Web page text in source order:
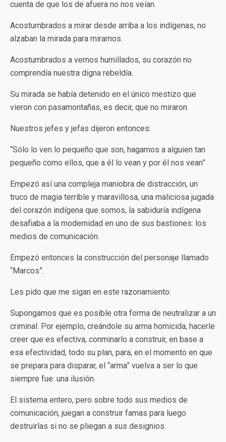
cuenta de que los de afuera no nos veían.
Acostumbrados a mirar desde arriba a los indígenas, no
alzaban la mirada para mirarnos.
Acostumbrados a vernos humillados, su corazón no
comprendía nuestra digna rebeldía.
Su mirada se había detenido en el único mestizo que
vieron con pasamontañas, es decir, que no miraron.
Nuestros jefes y jefas dijeron entonces:
“Sólo lo ven lo pequeño que son, hagamos a alguien tan
pequeño como ellos, que a él lo vean y por él nos vean”
Empezó así una compleja maniobra de distracción, un
truco de magia terrible y maravillosa, una maliciosa jugada
del corazón indígena que somos, la sabiduría indígena
desafiaba a la modernidad en uno de sus bastiones: los
medios de comunicación.
Empezó entonces la construcción del personaje llamado
“Marcos”.
Les pido que me sigan en este razonamiento:
Supongamos que es posible otra forma de neutralizar a un
criminal. Por ejemplo, creándole su arma homicida, hacerle
creer que es efectiva, conminarlo a construir, en base a
esa efectividad, todo su plan, para, en el momento en que
se prepara para disparar, el “arma” vuelva a ser lo que
siempre fue: una ilusión.
El sistema entero, pero sobre todo sus medios de
comunicación, juegan a construir famas para luego
destruirlas si no se pliegan a sus designios.